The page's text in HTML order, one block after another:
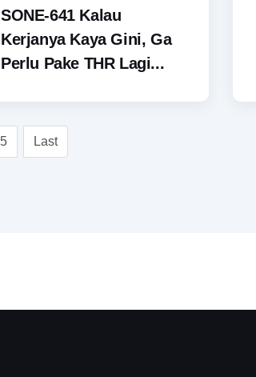
SONE-641 Kalau
Kerjanya Kaya Gini, Ga
Perlu Pake THR Lagi...
5 Last